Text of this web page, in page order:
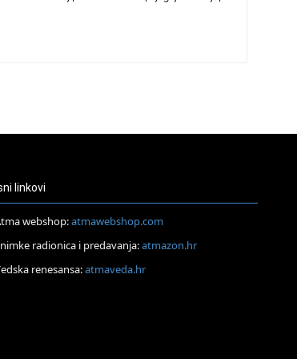
linkovi
webshop:atmawebshop.com
radionica i predavanja:atmazon.hr
renesansa:atmaveda.hr